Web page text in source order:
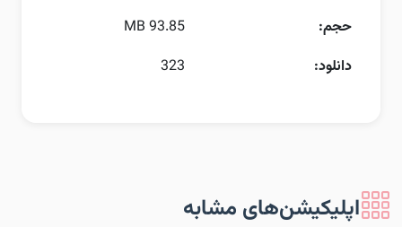
حجم:
93.85 MB
دانلود:
323
اپلیکیشن‌های مشابه